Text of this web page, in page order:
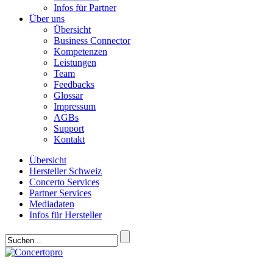
Infos für Partner
Über uns
Übersicht
Business Connector
Kompetenzen
Leistungen
Team
Feedbacks
Glossar
Impressum
AGBs
Support
Kontakt
Übersicht
Hersteller Schweiz
Concerto Services
Partner Services
Mediadaten
Infos für Hersteller